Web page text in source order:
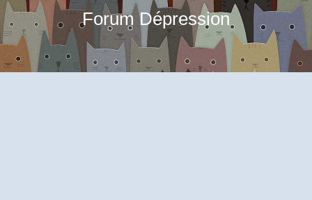
Forum Dépression